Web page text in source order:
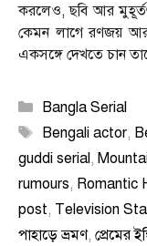
করলেও, ছবি আর
কেমন লাগে রণজয় আর
একসঙ্গে দেখতে চান
Categories
Bangla Serial
Tags
Bengali actor,
guddi serial,
rumours, Romantic
post, Television
পাহাড়ে ভ্রমণ, প্রেমের